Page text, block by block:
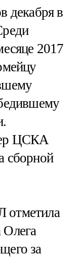
декабря в
2017
ЦСКА
сборной
за